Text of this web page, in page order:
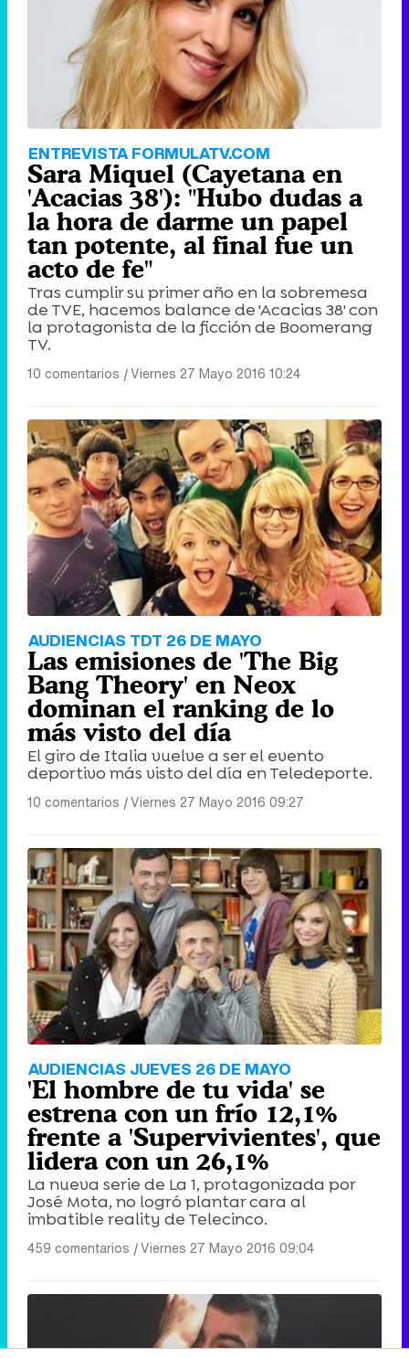
ENTREVISTA FORMULATV.COM
Sara Miquel (Cayetana en
'Acacias 38'): "Hubo dudas a
la hora de darme un papel
tan potente, al final fue un
acto de fe"
Tras cumplir su primer año en la sobremesa
de TVE, hacemos balance de 'Acacias 38' con
la protagonista de la ficción de Boomerang
TV.
10 comentarios |Viernes 27 Mayo 2016 10:24
AUDIENCIAS TDT 26 DE MAYO
Las emisiones de 'The Big
Bang Theory' en Neox
dominan el ranking de lo
más visto del día
El giro de Italia vuelve a ser el evento
deportivo más visto del día en Teledeporte.
10 comentarios |Viernes 27 Mayo 2016 09:27
AUDIENCIAS JUEVES 26 DE MAYO
'El hombre de tu vida' se
estrena con un frío 12,1%
frente a 'Supervivientes', que
lidera con un 26,1%
La nueva serie de La 1, protagonizada por
José Mota, no logró plantar cara al
imbatible reality de Telecinco.
459 comentarios |Viernes 27 Mayo 2016 09:04